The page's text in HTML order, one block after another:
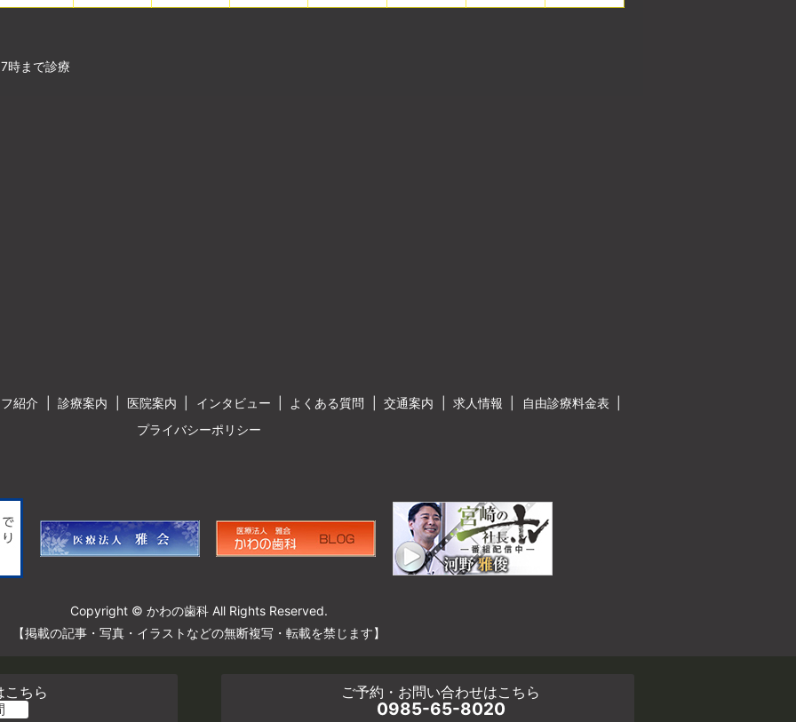
時まで診療
紹介 診療案内 医院案内 インタビュー よくある質問 交通案内 求人情報
自由診療料金表
プライバシーポリシー
こちら ご予約・お問い合わせはこちら
0985-65-8020
Copyright © かわの歯科 All Rights Reserved.
【掲載の記事・写真・イラストなどの無断複写・転載を禁じます】